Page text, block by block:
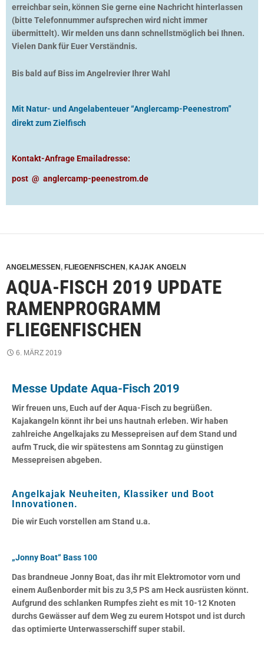
erreichbar sein, können Sie gerne eine Nachricht hinterlassen
(bitte Telefonnummer aufsprechen wird nicht immer
übermittelt). Wir melden uns dann schnellstmöglich bei Ihnen.
Vielen Dank für Euer Verständnis.
Bis bald auf Biss im Angelrevier Ihrer Wahl
Mit Natur- und Angelabenteuer “Anglercamp-Peenestrom”
direkt zum Zielfisch
Kontakt-Anfrage Emailadresse:
post @ anglercamp-peenestrom.de
ANGELMESSEN , FLIEGENFISCHEN , KAJAK ANGELN
AQUA-FISCH 2019 UPDATE
RAMENPROGRAMM
FLIEGENFISCHEN
6. MÄRZ 2019
Messe Update Aqua-Fisch 2019
Wir freuen uns, Euch auf der Aqua-Fisch zu begrüßen.
Kajakangeln könnt ihr bei uns hautnah erleben. Wir haben
zahlreiche Angelkajaks zu Messepreisen auf dem Stand und
aufm Truck, die wir spätestens am Sonntag zu günstigen
Messepreisen abgeben.
Angelkajak Neuheiten, Klassiker und Boot
Innovationen.
Die wir Euch vorstellen am Stand u.a.
„Jonny Boat“ Bass 100
Das brandneue Jonny Boat, das ihr mit Elektromotor vorn und
einem Außenborder mit bis zu 3,5 PS am Heck ausrüsten könnt.
Aufgrund des schlanken Rumpfes zieht es mit 10-12 Knoten
durchs Gewässer auf dem Weg zu eurem Hotspot und ist durch
das optimierte Unterwasserschiff super stabil.